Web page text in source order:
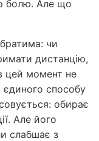
болю. Але що
чи
дистанцію,
цей момент не
способу
обирає
Але його
слабшає з